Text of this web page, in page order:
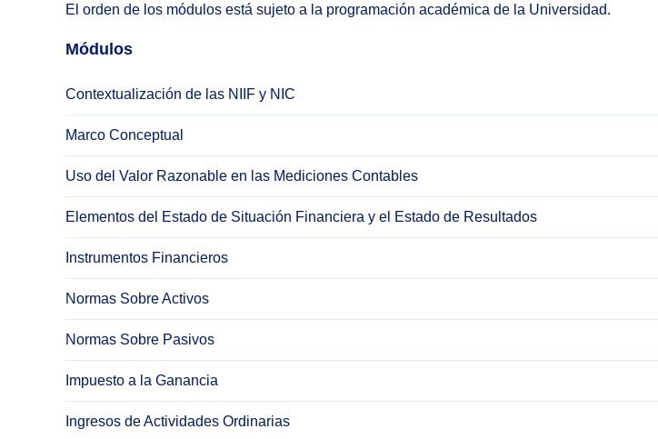
El orden de los módulos está sujeto a la programación académica de la Universidad.
Módulos
Contextualización de las NIIF y NIC
Marco Conceptual
Uso del Valor Razonable en las Mediciones Contables
Elementos del Estado de Situación Financiera y el Estado de Resultados
Instrumentos Financieros
Normas Sobre Activos
Normas Sobre Pasivos
Impuesto a la Ganancia
Ingresos de Actividades Ordinarias